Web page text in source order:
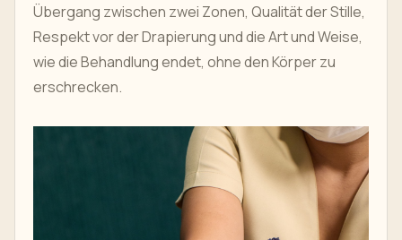
Übergang zwischen zwei Zonen, Qualität der Stille,
Respekt vor der Drapierung und die Art und Weise,
wie die Behandlung endet, ohne den Körper zu
erschrecken.